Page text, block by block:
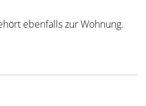
ebenfalls zur Wohnung.